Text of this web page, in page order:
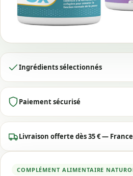
Ingrédients sélectionnés
Paiement sécurisé
Livraison offerte dès 35 € —
COMPLÉMENT ALIMENTAIRE